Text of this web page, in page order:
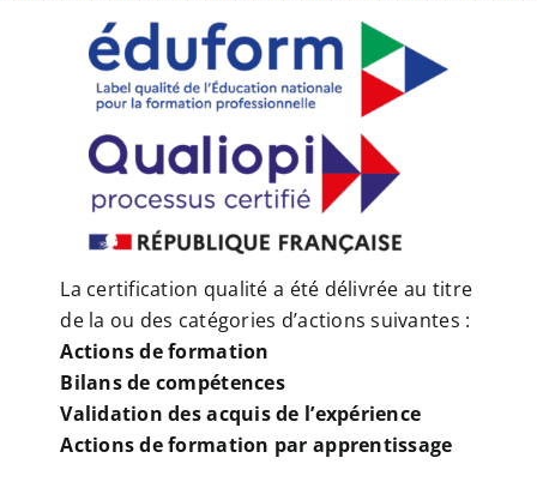
La certification qualité a été délivrée au titre
de la ou des catégories d’actions suivantes :
Actions de formation
Bilans de compétences
Validation des acquis de l’expérience
Actions de formation par apprentissage